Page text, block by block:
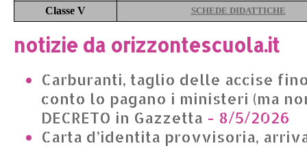
Classe V SCHEDE DIDATTICHE
notizie da orizzontescuola.it
Carburanti, taglio delle accise
conto lo pagano i ministeri (ma
DECRETO in Gazzetta - 8/5/2026
Carta d’identita provvisoria,